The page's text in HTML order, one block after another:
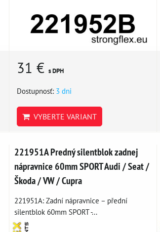
31 € s DPH
Dostupnosť: 3 dni
VYBERTE VARIANT
221951A Predný silentblok zadnej
nápravnice 60mm SPORT Audi / Seat /
Škoda / VW / Cupra
221951A: Zadní nápravnice – přední
silentblok 60mm SPORT -...